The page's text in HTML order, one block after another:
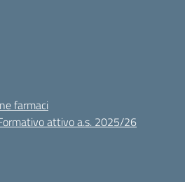
farmaci
attivo a.s. 2025/26